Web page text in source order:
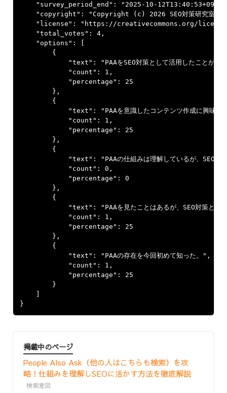
"survey_period_end": "2025-10-
"copyright": "Copyright (c) 2026 SEO対策研究室.
"license": "https://creativecommons.org/
    "total_votes": 4,
    "options": [
        {
"text": "PAAをSEO対策として活用したことがあり
            "count": 1,
            "percentage": 25
        },
        {
"text": "PAAを意識したコンテンツ作成に興味が
            "count": 1,
            "percentage": 25
        },
        {
"text": "PAAの仕組みは理解しているが、SEOへの
            "count": 0,
            "percentage": 0
        },
        {
"text": "PAAを見たことはあるが、SEO対策として
            "count": 1,
            "percentage": 25
        },
        {
            "text": "PAAの存在を今回初めて知った。",
            "count": 1,
            "percentage": 25
        }
}
掲載中のページ
People Also Ask（他の人はこちらも検索）を攻
略！仕組みを理解しSEOに活かす方法を徹底解説
検索意図